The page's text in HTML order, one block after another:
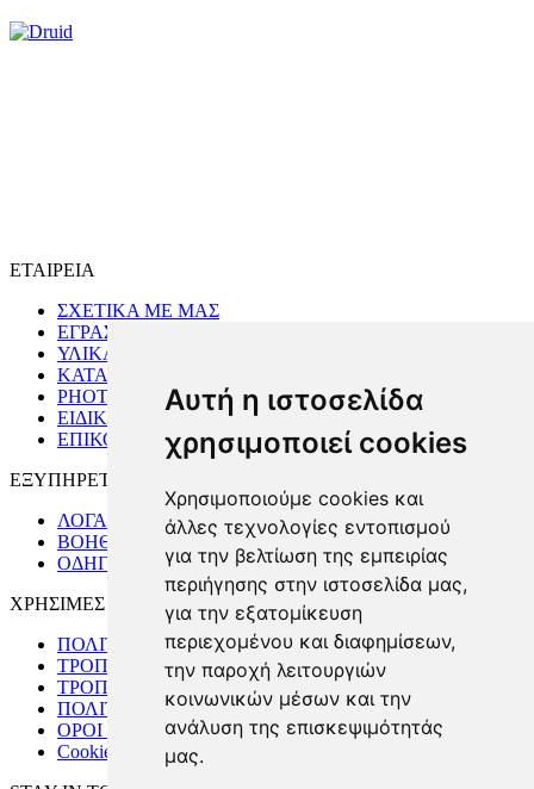
Αυτή η ιστοσελίδα
χρησιμοποιεί cookies
Χρησιμοποιούμε cookies και
άλλες τεχνολογίες εντοπισμού
για την βελτίωση της εμπειρίας
περιήγησης στην ιστοσελίδα μας,
για την εξατομίκευση
περιεχομένου και διαφημίσεων,
την παροχή λειτουργιών
κοινωνικών μέσων και την
ανάλυση της επισκεψιμότητάς
μας.
ΕΤΑΙΡΕΙΑ
ΣΧΕΤΙΚΑ ΜΕ ΜΑΣ
ΕΓΡΑΣΤΗΡΙΟ
ΥΛΙΚΑ
ΚΑΤΑΣΤΗΜΑ
PHOTO GALLERY
ΕΙΔΙΚΗ ΠΑΡΑΓΓΕΛΙΑ
ΕΠΙΚΟΙΝΩΝΙΑ
ΕΞΥΠΗΡΕΤΗΣΗ ΠΕΛΑΤΩΝ
ΛΟΓΑΡΙΑΣΜΟΣ
ΒΟΗΘΕΙΑ & ΣΥΝΗΘΕΙΣ ΕΡΩΤΗΣΕΙΣ
ΟΔΗΓΟΣ ΜΕΓΕΘΩΝ
ΧΡΗΣΙΜΕΣ ΠΛΗΡΟΦΟΡΙΕΣ
ΠΟΛΙΤΙΚΗ ΕΠΙΣΤΡΟΦΩΝ
ΤΡΟΠΟΙ ΑΠΟΣΤΟΛΗΣ
ΤΡΟΠΟΙ ΠΛΗΡΩΜΗΣ
ΠΟΛΙΤΙΚΗ ΑΣΦΑΛΕΙΑΣ
ΟΡΟΙ ΧΡΗΣΗΣ
Cookies preferences